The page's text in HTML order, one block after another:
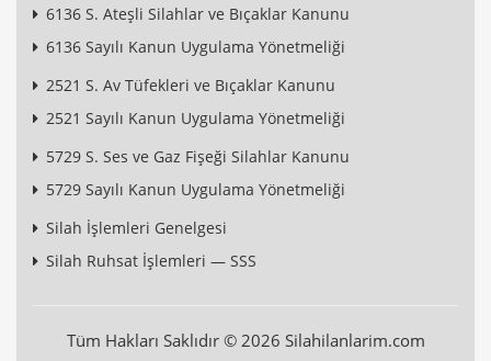
6136 S. Ateşli Silahlar ve Bıçaklar Kanunu
6136 Sayılı Kanun Uygulama Yönetmeliği
2521 S. Av Tüfekleri ve Bıçaklar Kanunu
2521 Sayılı Kanun Uygulama Yönetmeliği
5729 S. Ses ve Gaz Fişeği Silahlar Kanunu
5729 Sayılı Kanun Uygulama Yönetmeliği
Silah İşlemleri Genelgesi
Silah Ruhsat İşlemleri — SSS
Tüm Hakları Saklıdır © 2026 Silahilanlarim.com